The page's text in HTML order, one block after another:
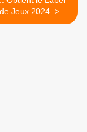
Terre de Jeux 2024. >